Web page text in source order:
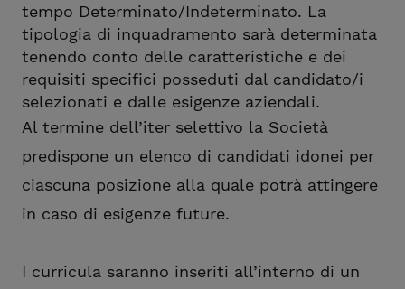
tempo Determinato/Indeterminato. La
tipologia di inquadramento sarà determinata
tenendo conto delle caratteristiche e dei
requisiti specifici posseduti dal candidato/i
selezionati e dalle esigenze aziendali.
Al termine dell’iter selettivo la Società
predispone un elenco di candidati idonei per
ciascuna posizione alla quale potrà attingere
in caso di esigenze future.
I curricula saranno inseriti all’interno di un